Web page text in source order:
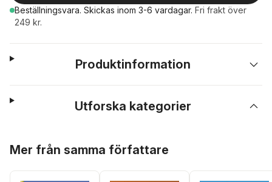
Beställningsvara. Skickas inom 3-6 vardagar. Fri frakt över
249 kr.
Produktinformation
Utforska kategorier
Mer från samma författare